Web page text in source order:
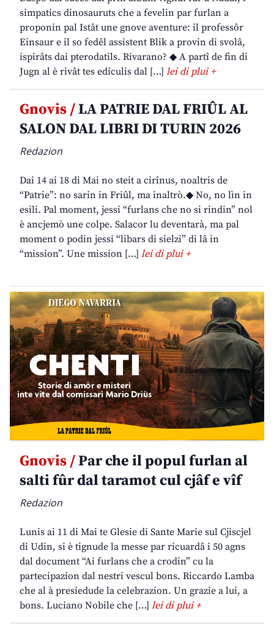
simpatics dinosauruts che a fevelin par furlan a
proponin pal Istât une gnove aventure: il professôr
Einsaur e il so fedêl assistent Blik a provin di svolâ,
ispirâts dai pterodatils. Rivarano? ◆ A partî de fin di
Jugn al è rivât tes ediculis dal […] lei di plui +
Gnovis /LA PATRIE DAL FRIÛL AL
SALON DAL LIBRI DI TURIN 2026
Redazion
Dai 14 ai 18 di Mai no steit a cirînus, noaltris de
“Patrie”: no sarin in Friûl, ma inaltrò.◆ No, no lìn in
esili. Pal moment, jessi “furlans che no si rindin” nol
è ancjemò une colpe. Salacor lu deventarà, ma pal
moment o podin jessi “libars di sielzi” di lâ in
“mission”. Une mission […] lei di plui +
Gnovis /Par che il popul furlan al
salti fûr dal taramot cul cjâf e vîf
Redazion
Lunis ai 11 di Mai te Glesie di Sante Marie sul Cjiscjel
di Udin, si è tignude la messe par ricuardâ i 50 agns
dal document “Ai furlans che a crodin” cu la
partecipazion dal nestri vescul bons. Riccardo Lamba
che al à presiedude la celebrazion. Un grazie a lui, a
bons. Luciano Nobile che […] lei di plui +